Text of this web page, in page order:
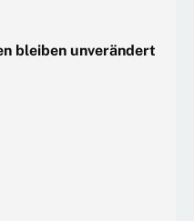
bleiben unverändert